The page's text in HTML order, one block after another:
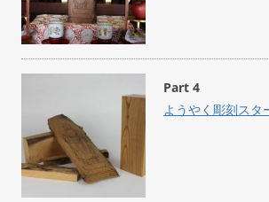
Part 4
ようやく彫刻スタ